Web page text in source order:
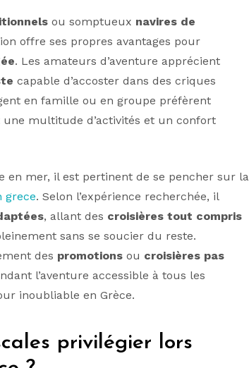
ou somptueux navires de
offre ses propres avantages pour
. Les amateurs d’aventure apprécient
capable d’accoster dans des criques
en famille ou en groupe préfèrent
une multitude d’activités et un confort
en mer, il est pertinent de se pencher sur la
grece. Selon l’expérience recherchée, il
, allant des croisières tout compris
sans se soucier du reste.
des promotions ou croisières pas
l’aventure accessible à tous les
inoubliable en Grèce.
privilégier lors